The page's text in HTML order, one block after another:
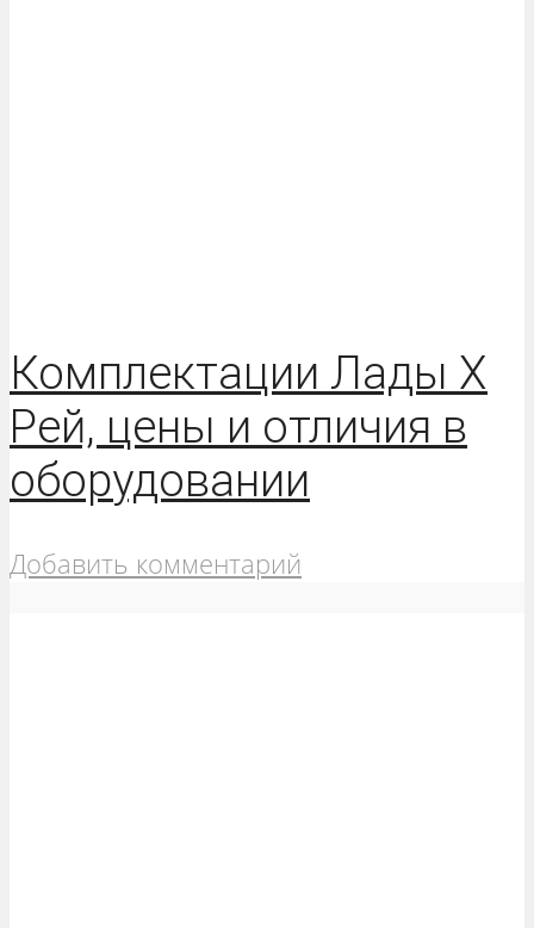
Комплектации Лады Х
Рей, цены и отличия в
оборудовании
Добавить комментарий